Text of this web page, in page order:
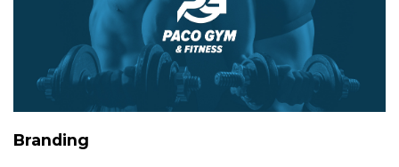
PORTOFOLIU
Arad, Str. Corneliu Coposu nr. 24/C Romania
Branding